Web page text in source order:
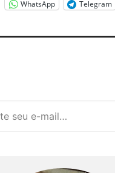
WhatsApp Telegram